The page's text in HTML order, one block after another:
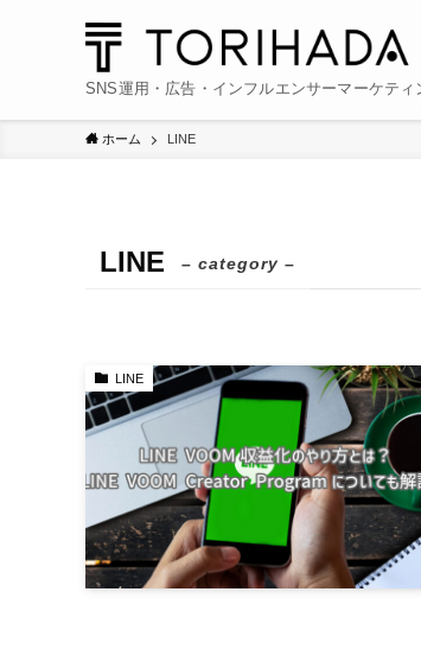
SNS運用・広告・インフルエンサーマーケティ
ホーム LINE
LINE – category –
LINE